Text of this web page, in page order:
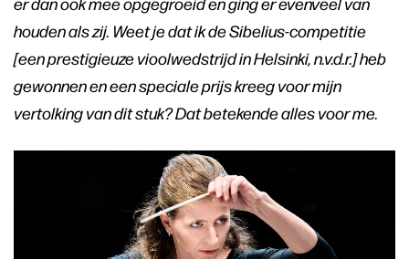
houden als zij. Weet je dat ik de Sibelius-competitie
[een prestigieuze vioolwedstrijd in Helsinki, n.v.d.r.] heb
gewonnen en een speciale prijs kreeg voor mijn
vertolking van dit stuk? Dat betekende alles voor me.